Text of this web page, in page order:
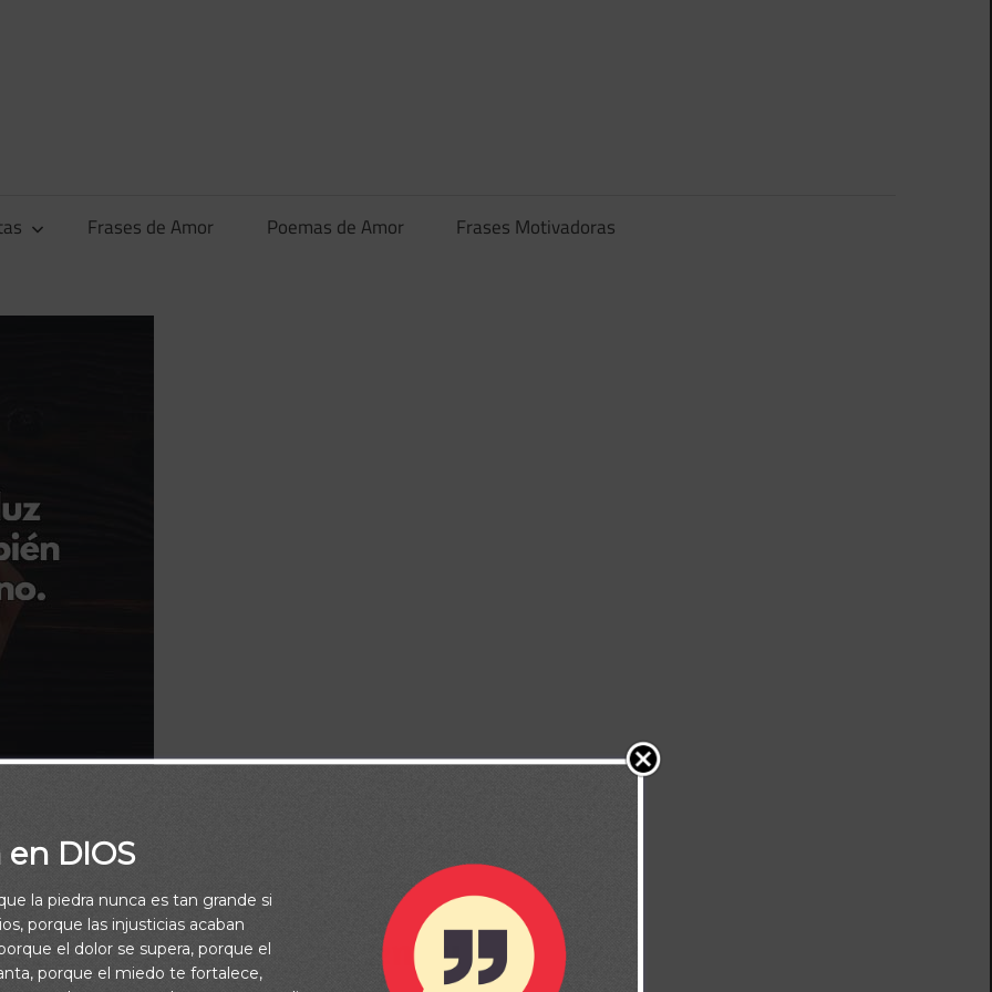
Frases de Amor Poemas de Amor Frases Motivadoras
/Videos Diarios
23: Nada Faltará en Tu
DIOS
la piedra nunca es tan grande si
porque las injusticias acaban
el dolor se supera, porque el
porque el miedo te fortalece,